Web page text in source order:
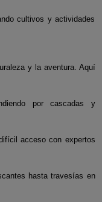
cultivos y actividades
y la aventura. Aquí
por cascadas y
acceso con expertos
hasta travesías en